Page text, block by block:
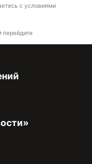
с условиями
перейдите